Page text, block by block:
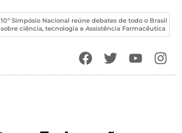
10º Simpósio Nacional reúne debates de todo o Brasil
sobre ciência, tecnologia e Assistência Farmacêutica